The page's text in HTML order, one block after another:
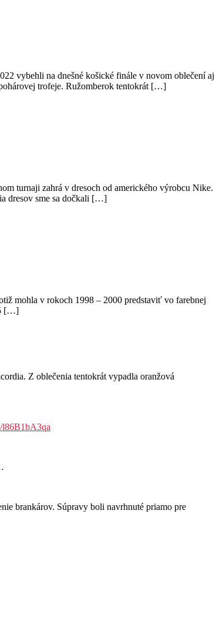
vybehli na dnešné košické finále v novom oblečení aj
trofeje. Ružomberok tentokrát […]
turnaji zahrá v dresoch od amerického výrobcu Nike.
dresov sme sa dočkali […]
mohla v rokoch 1998 – 2000 predstaviť vo farebnej
[…]
Z oblečenia tentokrát vypadla oranžová
l86B1bA3qa
brankárov. Súpravy boli navrhnuté priamo pre